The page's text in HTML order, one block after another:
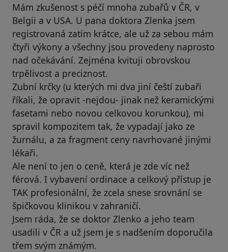
Mám zkušenost s péčí mnoha zubařů v ČR, v
Belgii a v USA. U pana doktora Zlenka jsem
registrovaná zatím krátce, ale už za sebou mám
čtyři výkony a všechny jsou provedeny naprosto
nad očekávání. Zejména kvituji obrovskou
trpělivost a preciznost.
Zubní krčky (u kterých mi dva jiní čeští zubaři
říkali, že opravit -nejdou- jinak než keramickými
fasetami nebo novou celkovou korunkou), mi
spravil kompozitem tak, že vypadají jako ze
žurnálu, a za fragment ceny navrhované jinými
lékaři.
Ale není to jen o ceně, která je zde víc než
férová. I vybavení ordinace a celkový přístup je
TAK profesionální, že zcela snese srovnání se
špičkovou klinikou v zahraničí.
Jsem ráda, že se doktor Zlenko a jeho team
usadili v ČR a už jsem je s nadšením doporučila
třem svým známým.